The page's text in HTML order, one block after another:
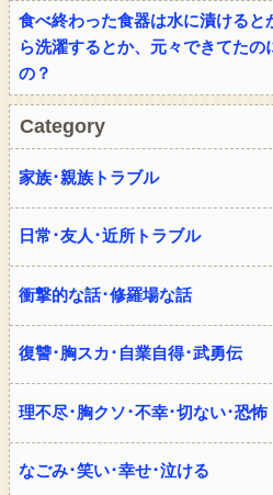
食べ終わった食器は水に漬けると
ら洗濯するとか、元々できてたの
の？
Category
家族･親族トラブル
日常･友人･近所トラブル
衝撃的な話･修羅場な話
復讐･胸スカ･自業自得･武勇伝
理不尽･胸クソ･不幸･切ない･恐怖
なごみ･笑い･幸せ･泣ける